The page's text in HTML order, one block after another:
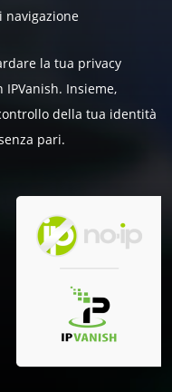
navigazione
la tua privacy
Insieme,
della tua identità
pari.